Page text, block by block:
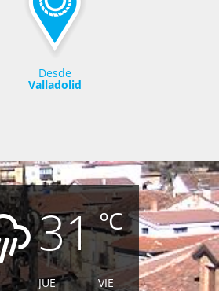
Desde
Valladolid
ºC
31
JUE VIE